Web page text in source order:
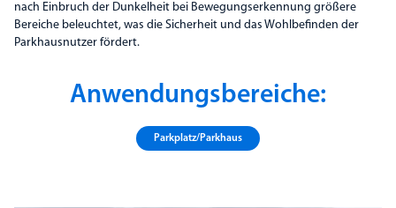
nach Einbruch der Dunkelheit bei Bewegungserkennung größere
Bereiche beleuchtet, was die Sicherheit und das Wohlbefinden der
Parkhausnutzer fördert.
Anwendungsbereiche:
Parkplatz/Parkhaus